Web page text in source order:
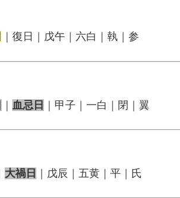
｜復日｜戊午｜六白｜執｜参
｜ 血忌日 ｜甲子｜一白｜閉｜翼
大禍日 ｜戊辰｜五黄｜平｜氏